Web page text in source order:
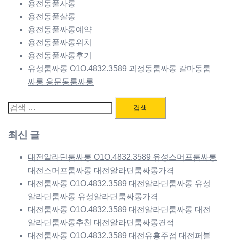
용전동풀사롱
용전동풀살롱
용전동풀싸롱예약
용전동풀싸롱위치
용전동풀싸롱후기
유성룸싸롱 O1O.4832.3589 괴정동룸싸롱 갈마동룸
싸롱 용문동룸싸롱
검
최신 글
대전알라딘룸싸롱 O1O.4832.3589 유성스머프룸싸롱
대전스머프룸싸롱 대전알라딘룸싸롱가격
대전룸싸롱 O1O.4832.3589 대전알라딘룸싸롱 유성
알라딘룸싸롱 유성알라딘룸싸롱가격
대전룸싸롱 O1O.4832.3589 대전알라딘룸싸롱 대전
알라딘룸싸롱추천 대전알라딘룸싸롱견적
대전룸싸롱 O1O.4832.3589 대전유흥주점 대전퍼블